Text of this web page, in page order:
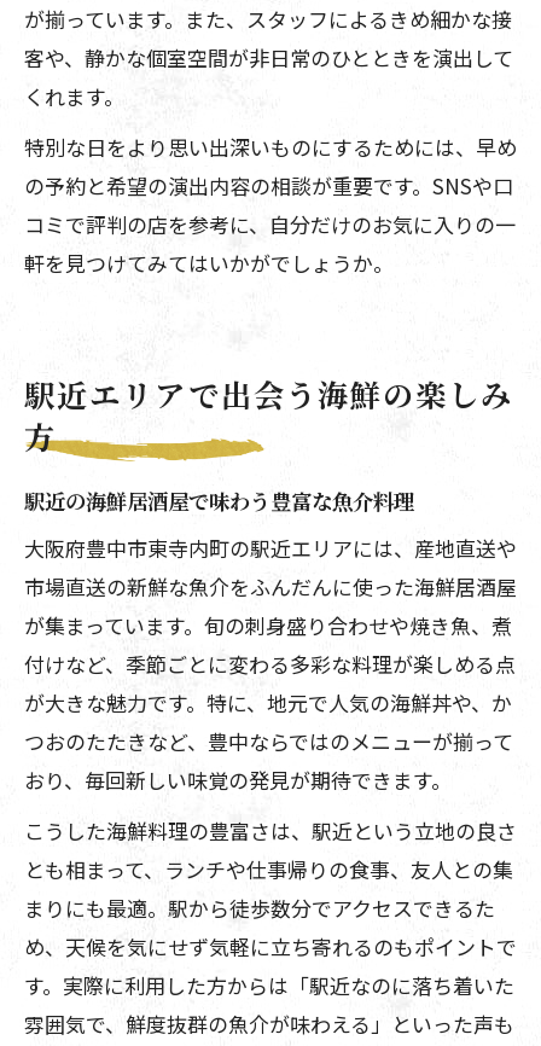
が揃っています。また、スタッフによるきめ細かな接
客や、静かな個室空間が非日常のひとときを演出して
くれます。
特別な日をより思い出深いものにするためには、早め
の予約と希望の演出内容の相談が重要です。SNSや口
コミで評判の店を参考に、自分だけのお気に入りの一
軒を見つけてみてはいかがでしょうか。
駅近エリアで出会う海鮮の楽しみ
方
駅近の海鮮居酒屋で味わう豊富な魚介料理
大阪府豊中市東寺内町の駅近エリアには、産地直送や
市場直送の新鮮な魚介をふんだんに使った海鮮居酒屋
が集まっています。旬の刺身盛り合わせや焼き魚、煮
付けなど、季節ごとに変わる多彩な料理が楽しめる点
が大きな魅力です。特に、地元で人気の海鮮丼や、か
つおのたたきなど、豊中ならではのメニューが揃って
おり、毎回新しい味覚の発見が期待できます。
こうした海鮮料理の豊富さは、駅近という立地の良さ
とも相まって、ランチや仕事帰りの食事、友人との集
まりにも最適。駅から徒歩数分でアクセスできるた
め、天候を気にせず気軽に立ち寄れるのもポイントで
す。実際に利用した方からは「駅近なのに落ち着いた
雰囲気で、鮮度抜群の魚介が味わえる」といった声も